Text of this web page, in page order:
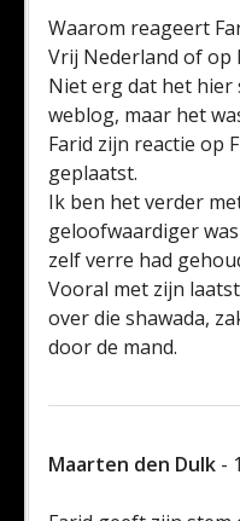
Waarom reageert
Vrij Nederland of op
Niet erg dat het
weblog, maar het
Farid zijn reactie op
geplaatst.
Ik ben het verder
geloofwaardiger
zelf verre had
Vooral met zijn
over die shawada,
door de mand.
Maarten den Dulk -